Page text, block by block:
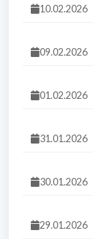
10.02.2026
09.02.2026
01.02.2026
31.01.2026
30.01.2026
29.01.2026